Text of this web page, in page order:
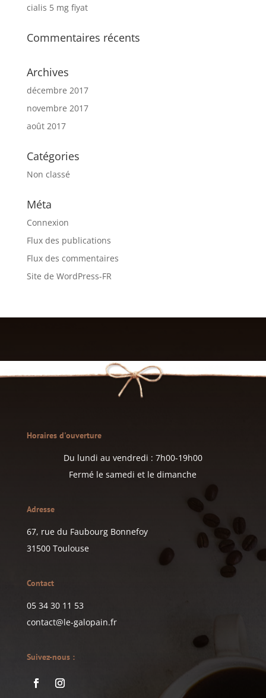
cialis 5 mg fiyat
Commentaires récents
Archives
décembre 2017
novembre 2017
août 2017
Catégories
Non classé
Méta
Connexion
Flux des publications
Flux des commentaires
Site de WordPress-FR
Horaires d'ouverture
Du lundi au vendredi : 7h00-19h00
Fermé le samedi et le dimanche
Adresse
67, rue du Faubourg Bonnefoy
31500 Toulouse
Contact
05 34 30 11 53
contact@le-galopain.fr
Suivez-nous :